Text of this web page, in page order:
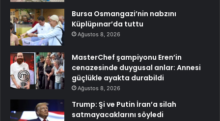
Bursa Osmangazi’nin nabzını
Küplüpınar’da tuttu
Ağustos 8, 2026
MasterChef şampiyonu Eren’in
cenazesinde duygusal anlar: Annesi
güçlükle ayakta durabildi
Ağustos 8, 2026
Trump: Şi ve Putin İran’a silah
satmayacaklarını söyledi